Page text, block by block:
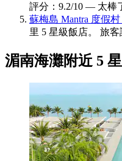
評分：9.2/10 — 太棒
蘇梅島 Mantra 度假村
里 5 星級飯店。 旅
湄南海灘附近 5